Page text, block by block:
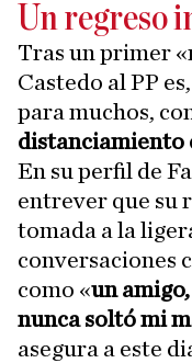
Un regreso
Tras un primer
Castedo al PP
para muchos,
distanciamiento
En su perfil de
entrever que su
tomada a la
conversaciones
como «un
nunca soltó mi
asegura a este